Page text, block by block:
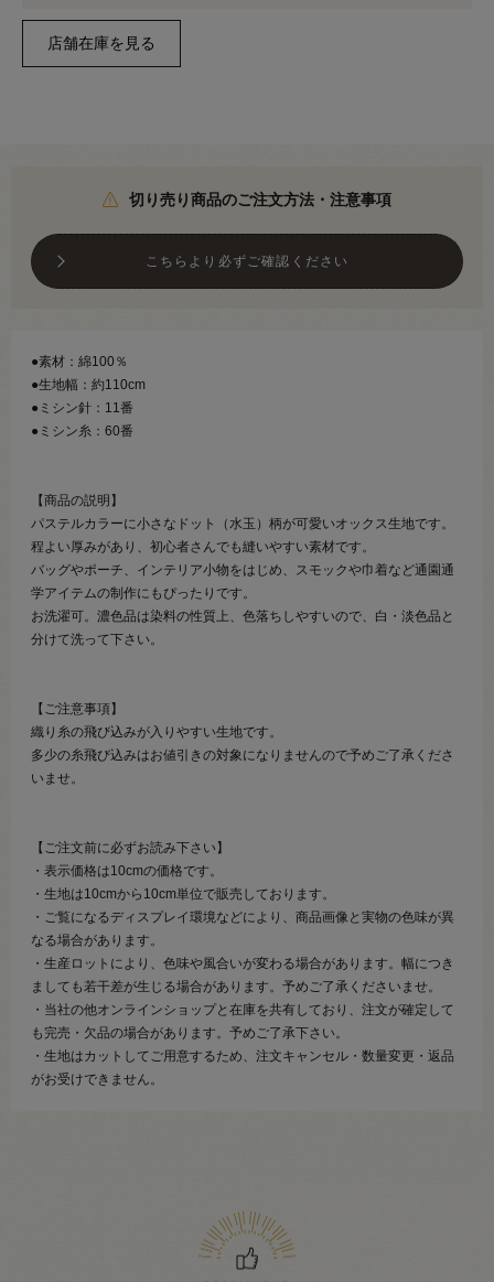
切り売り商品のご注文方法・注意事項
こちらより必ずご確認ください
●素材：綿100％
●生地幅：約110cm
●ミシン針：11番
●ミシン糸：60番
【商品の説明】
パステルカラーに小さなドット（水玉）柄が可愛いオックス生地です。
程よい厚みがあり、初心者さんでも縫いやすい素材です。
バッグやポーチ、インテリア小物をはじめ、スモックや巾着など通園通
学アイテムの制作にもぴったりです。
お洗濯可。濃色品は染料の性質上、色落ちしやすいので、白・淡色品と
分けて洗って下さい。
【ご注意事項】
織り糸の飛び込みが入りやすい生地です。
多少の糸飛び込みはお値引きの対象になりませんので予めご了承くださ
いませ。
【ご注文前に必ずお読み下さい】
・表示価格は10cmの価格です。
・生地は10cmから10cm単位で販売しております。
・ご覧になるディスプレイ環境などにより、商品画像と実物の色味が異
なる場合があります。
・生産ロットにより、色味や風合いが変わる場合があります。幅につき
ましても若干差が生じる場合があります。予めご了承くださいませ。
・当社の他オンラインショップと在庫を共有しており、注文が確定して
も完売・欠品の場合があります。予めご了承下さい。
・生地はカットしてご用意するため、注文キャンセル・数量変更・返品
がお受けできません。